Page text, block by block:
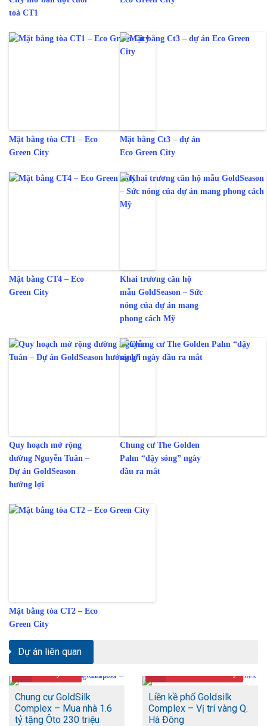
toà CT1
Mặt bằng tòa CT1 – Eco
Green City
Mặt bằng Ct3 – dự án
Eco Green City
Mặt bằng CT4 – Eco
Green City
Khai trương căn hộ
mẫu GoldSeason – Sức
nóng của dự án mang
phong cách Mỹ
Quy hoạch mở rộng
đường Nguyễn Tuân –
Dự án GoldSeason
hưởng lợi
Chung cư The Golden
Palm “dậy sóng” ngày
đầu ra mắt
Mặt bằng tòa CT2 – Eco
Green City
Dự án liên quan
Chung cư GoldSilk
Complex – Mua nhà 1.6
tỷ tặng Ôto 230 triệu
Liền kề phố Goldsilk
Complex – Vị trí vàng Q.
Hà Đông